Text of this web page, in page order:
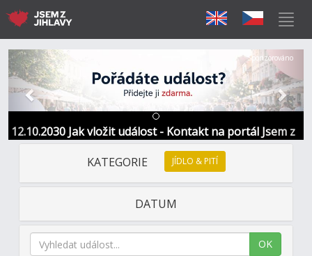
12.10.2030 Jak vložit událost - Kontakt na portál Jsem z
Jihlavy
Předchozí Další
Sponzorováno
KATEGORIE JÍDLO & PITÍ
DATUM
OK